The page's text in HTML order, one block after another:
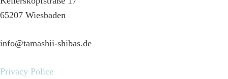
65207 Wiesbaden
info@tamashii-shibas.de
Privacy Police